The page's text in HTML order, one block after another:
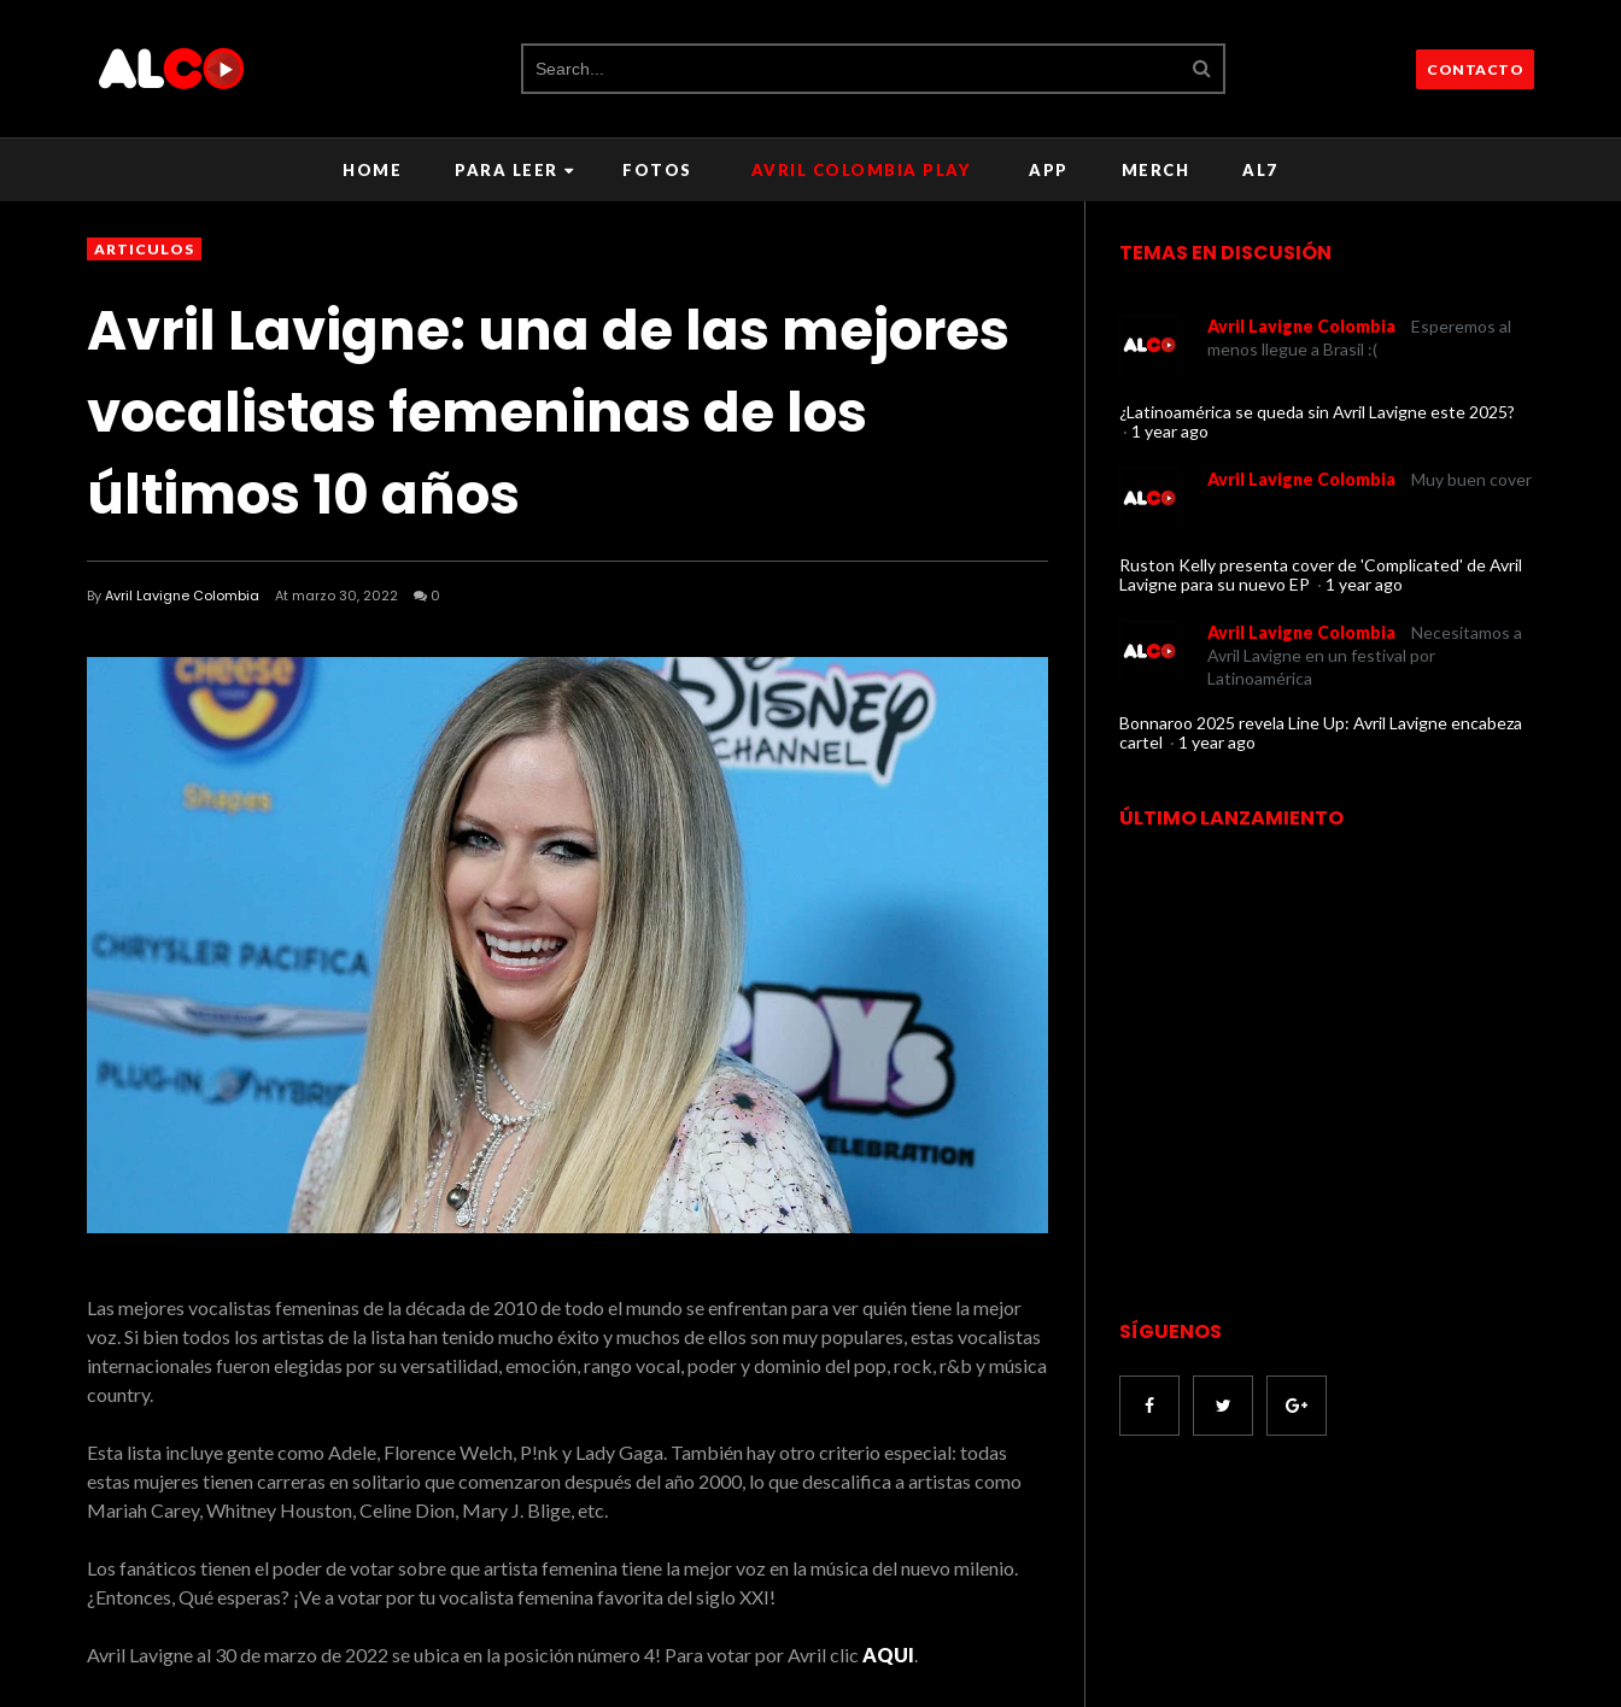
CONTACTO
HOME PARA LEER FOTOS AVRIL COLOMBIA PLAY APP MERCH AL7
ARTICULOS
Avril Lavigne: una de las mejores
vocalistas femeninas de los
últimos 10 años
ByAvril Lavigne Colombia At marzo 30, 2022 0
Las mejores vocalistas femeninas de la década de 2010 de todo el mundo se enfrentan para ver quién tiene la mejor
voz. Si bien todos los artistas de la lista han tenido mucho éxito y muchos de ellos son muy populares, estas vocalistas
internacionales fueron elegidas por su versatilidad, emoción, rango vocal, poder y dominio del pop, rock, r&b y música
country.
Esta lista incluye gente como Adele, Florence Welch, P!nk y Lady Gaga. También hay otro criterio especial: todas
estas mujeres tienen carreras en solitario que comenzaron después del año 2000, lo que descalifica a artistas como
Mariah Carey, Whitney Houston, Celine Dion, Mary J. Blige, etc.
Los fanáticos tienen el poder de votar sobre que artista femenina tiene la mejor voz en la música del nuevo milenio.
¿Entonces, Qué esperas? ¡Ve a votar por tu vocalista femenina favorita del siglo XXI!
Avril Lavigne al 30 de marzo de 2022 se ubica en la posición número 4! Para votar por Avril clic AQUI.
TEMAS EN DISCUSIÓN
Avril Lavigne Colombia
Esperemos al
menos llegue a Brasil :(
¿Latinoamérica se queda sin Avril Lavigne este 2025?
· 1 year ago
Avril Lavigne Colombia Muy buen cover
Ruston Kelly presenta cover de 'Complicated' de Avril
Lavigne para su nuevo EP · 1 year ago
Avril Lavigne Colombia
Necesitamos a
Avril Lavigne en un festival por
Latinoamérica
Bonnaroo 2025 revela Line Up: Avril Lavigne encabeza
cartel · 1 year ago
ÚLTIMO LANZAMIENTO
SÍGUENOS